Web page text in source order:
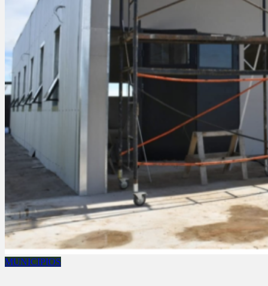
MUNICIPIOS